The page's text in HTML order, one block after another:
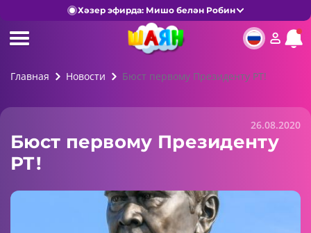
Хәзер эфирда: Мишо белән Робин
Главная Новости Бюст первому Президенту РТ!
26.08.2020
Бюст первому Президенту
РТ!